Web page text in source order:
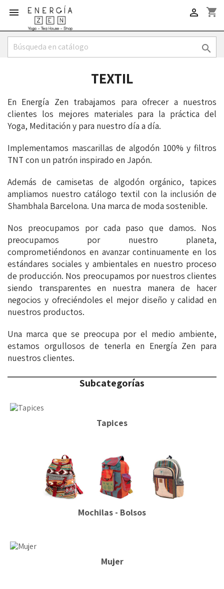
 shopping_cart


TEXTIL
En Energía Zen trabajamos para ofrecer a nuestros
clientes los mejores materiales para la práctica del
Yoga, Meditación y para nuestro día a día.
Implementamos mascarillas de algodón 100% y filtros
TNT con un patrón inspirado en Japón.
Además de camisetas de algodón orgánico, tapices
ampliamos nuestro catálogo textil con la inclusión de
Shambhala Barcelona. Una marca de moda sostenible.
Nos preocupamos por cada paso que damos. Nos
preocupamos por nuestro planeta,
comprometiéndonos en avanzar continuamente en los
estándares sociales y ambientales en nuestro proceso
de producción. Nos preocupamos por nuestros clientes
siendo transparentes en nuestra manera de hacer
negocios y ofreciéndoles el mejor diseño y calidad en
nuestros productos.
Una marca que se preocupa por el medio ambiente,
estamos orgullosos de tenerla en Energía Zen para
nuestros clientes.
Subcategorías
Tapices
Mochilas - Bolsos
Mujer